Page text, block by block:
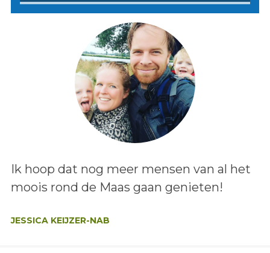
Lees het bericht:
Ik hoop dat nog meer mensen van al het
moois rond de Maas gaan genieten!
JESSICA KEIJZER-NAB